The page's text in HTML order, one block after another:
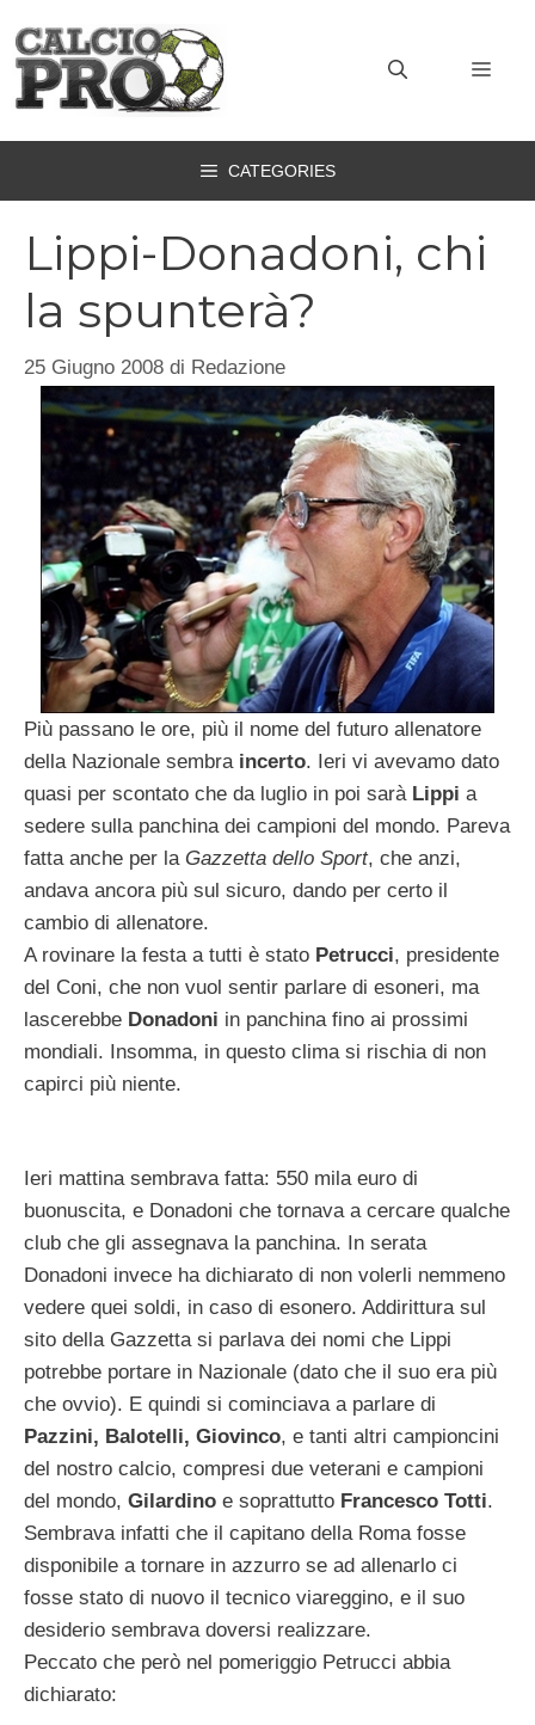
contenuto
CATEGORIES
Lippi-Donadoni, chi
la spunterà?
25 Giugno 2008 di Redazione
Più passano le ore, più il nome del futuro allenatore
della Nazionale sembra incerto. Ieri vi avevamo dato
quasi per scontato che da luglio in poi sarà Lippi a
sedere sulla panchina dei campioni del mondo. Pareva
fatta anche per la Gazzetta dello Sport, che anzi,
andava ancora più sul sicuro, dando per certo il
cambio di allenatore.
A rovinare la festa a tutti è stato Petrucci, presidente
del Coni, che non vuol sentir parlare di esoneri, ma
lascerebbe Donadoni in panchina fino ai prossimi
mondiali. Insomma, in questo clima si rischia di non
capirci più niente.
Ieri mattina sembrava fatta: 550 mila euro di
buonuscita, e Donadoni che tornava a cercare qualche
club che gli assegnava la panchina. In serata
Donadoni invece ha dichiarato di non volerli nemmeno
vedere quei soldi, in caso di esonero. Addirittura sul
sito della Gazzetta si parlava dei nomi che Lippi
potrebbe portare in Nazionale (dato che il suo era più
che ovvio). E quindi si cominciava a parlare di
Pazzini, Balotelli, Giovinco, e tanti altri campioncini
del nostro calcio, compresi due veterani e campioni
del mondo, Gilardino e soprattutto Francesco Totti.
Sembrava infatti che il capitano della Roma fosse
disponibile a tornare in azzurro se ad allenarlo ci
fosse stato di nuovo il tecnico viareggino, e il suo
desiderio sembrava doversi realizzare.
Peccato che però nel pomeriggio Petrucci abbia
dichiarato: